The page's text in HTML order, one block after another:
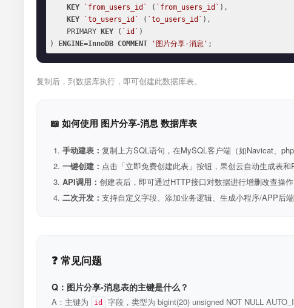
KEY
`from_users_id` ( `from_users_id` ),
KEY
`to_users_id` ( `to_users_id` ),
    PRIMARY
KEY ( `id` )
)
ENGINE=InnoDB COMMENT '图片分享-消息' ;
复制后，到数据库执行，即可创建此数据库表。
📖 如何使用 图片分享-消息 数据库表
手动建表： 复制上方SQL语句，在MySQL客户端（如Navicat、
一键创建： 点击「立即免费创建此表」按钮，果创云自动生成表
API调用： 创建表后，即可通过HTTP接口对数据进行增删改查操作
二次开发： 支持自定义字段、添加业务逻辑、生成小程序/APP后
❓ 常见问题
Q：图片分享-消息表的主键是什么？
A：主键为 id 字段，类型为 bigint(20) unsigned NOT NULL